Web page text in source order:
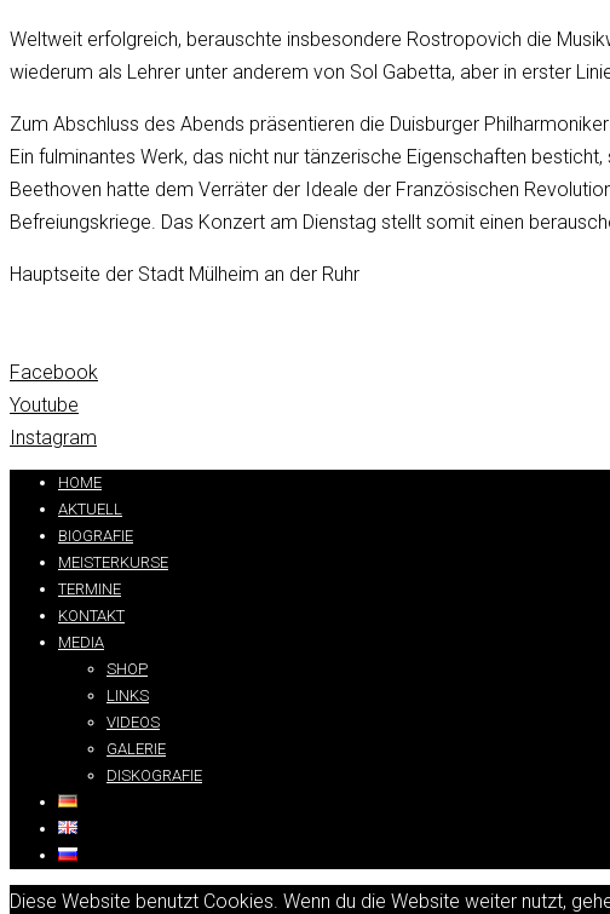
Weltweit erfolgreich, berauschte insbesondere Rostropovich die
wiederum als Lehrer unter anderem von Sol Gabetta, aber in erster
Zum Abschluss des Abends präsentieren die Duisburger
Ein fulminantes Werk, das nicht nur tänzerische Eigenschaften
Beethoven hatte dem Verräter der Ideale der Französischen
Befreiungskriege. Das Konzert am Dienstag stellt somit einen
Hauptseite der Stadt Mülheim an der Ruhr
Facebook
Youtube
Instagram
HOME
AKTUELL
BIOGRAFIE
MEISTERKURSE
TERMINE
KONTAKT
MEDIA
SHOP
LINKS
VIDEOS
GALERIE
DISKOGRAFIE
Diese Website benutzt Cookies. Wenn du die Website weiter nutzt,